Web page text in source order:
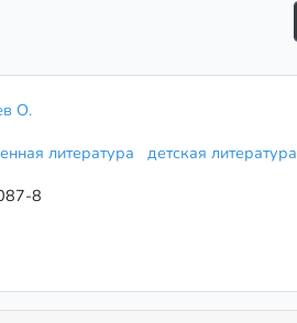
О.
литература детская литература
8